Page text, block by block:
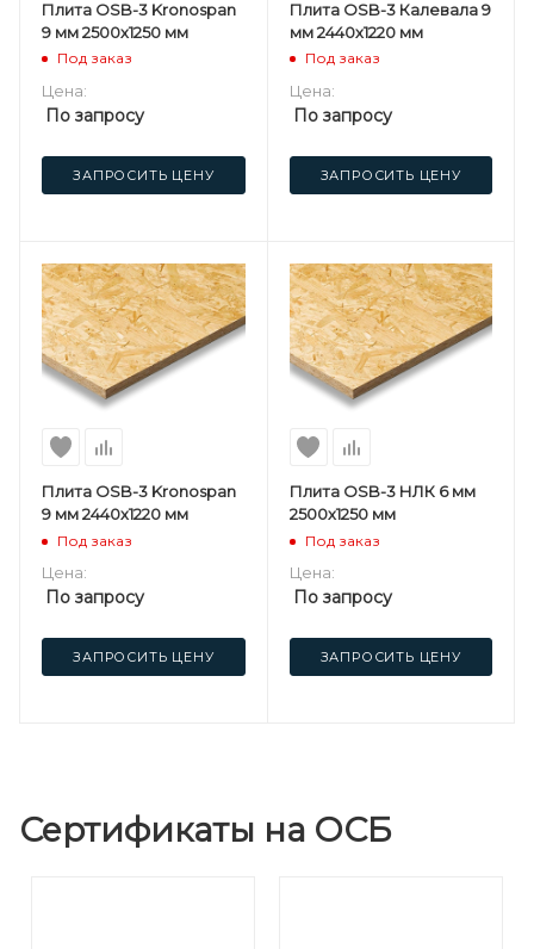
Плита OSB-3 Kronospan
9 мм 2500х1250 мм
Под заказ
Цена:
По запросу
ЗАПРОСИТЬ ЦЕНУ
Плита OSB-3 Калевала 9
мм 2440х1220 мм
Под заказ
Цена:
По запросу
ЗАПРОСИТЬ ЦЕНУ
Плита OSB-3 Kronospan
9 мм 2440х1220 мм
Под заказ
Цена:
По запросу
ЗАПРОСИТЬ ЦЕНУ
Плита OSB-3 НЛК 6 мм
2500х1250 мм
Под заказ
Цена:
По запросу
ЗАПРОСИТЬ ЦЕНУ
Сертификаты на ОСБ